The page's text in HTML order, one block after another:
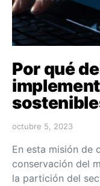
Por qué
octubre 5, 2023
En esta misión de
conservación del
la partición del